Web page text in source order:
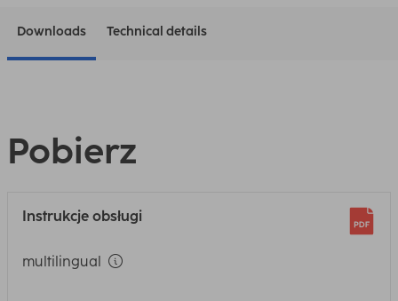
Downloads Technical details
Pobierz
Instrukcje obsługi
multilingual